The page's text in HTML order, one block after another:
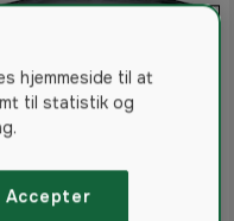
Ice Universal Pro
hjemmeside til at
til statistik og
Accepter